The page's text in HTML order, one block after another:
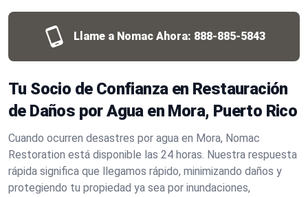
Llame a Nomac Ahora: 888-885-5843
Tu Socio de Confianza en Restauración
de Daños por Agua en Mora, Puerto Rico
Cuando ocurren desastres por agua en Mora, Nomac
Restoration está disponible las 24 horas. Nuestra respuesta
rápida significa que llegamos rápido, minimizando daños y
protegiendo tu propiedad ya sea por inundaciones,